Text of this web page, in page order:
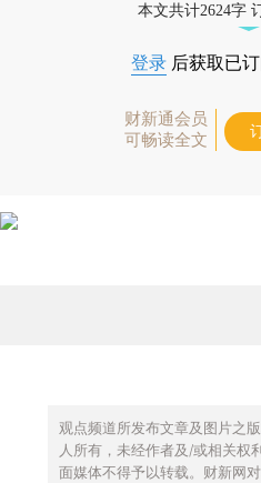
本文共计2624字
登录 后获取已
财新通会员
可畅读全文
观点频道所发布文章及图片之
人所有，未经作者及/或相关权
面媒体不得予以转载。财新网